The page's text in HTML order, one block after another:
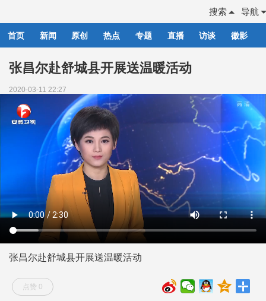
导航
搜索
首页 新闻 原创 热点 专题 直播 访谈 徽影
张昌尔赴舒城县开展送温暖活动
2020-03-11 22:27
张昌尔赴舒城县开展送温暖活动
点赞 0